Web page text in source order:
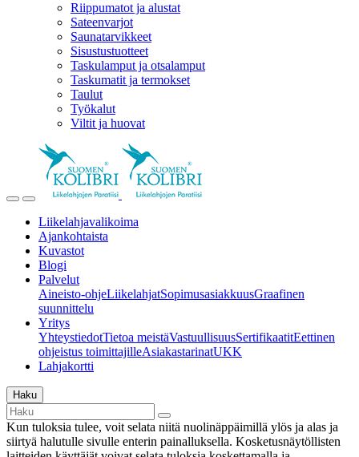
Riippumatot ja alustat
Sateenvarjot
Saunatarvikkeet
Sisustustuotteet
Taskulamput ja otsalamput
Taskumatit ja termokset
Taulut
Työkalut
Viltit ja huovat
Liikelahjavalikoima
Ajankohtaista
Kuvastot
Blogi
Palvelut
Aineisto-ohjeLiikelahjatSopimusasiakkuusGraafinen
suunnittelu
Yritys
YhteystiedotTietoa meistäVastuullisuusSertifikaatitEettinen
ohjeistus toimittajilleAsiakastarinatUKK
Lahjakortti
Haku
Kun tuloksia tulee, voit selata niitä nuolinäppäimillä ylös ja alas ja
siirtyä halutulle sivulle enterin painalluksella. Kosketusnäytöllisten